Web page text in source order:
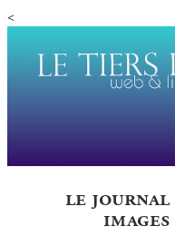
<
le journal
images